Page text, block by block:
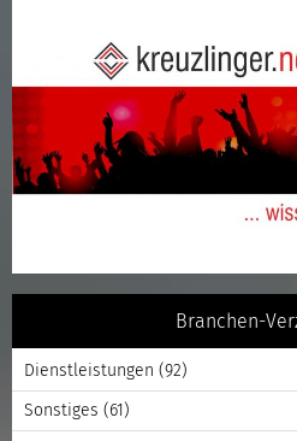
Branchen-
Dienstleistungen (92)
Sonstiges (61)